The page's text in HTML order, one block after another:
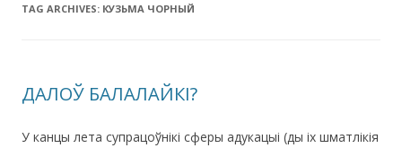
TAG ARCHIVES: КУЗЬМА ЧОРНЫЙ
ДАЛОЎ БАЛАЛАЙКІ?
У канцы лета супрацоўнікі сферы адукацыі (ды іх шматлікія